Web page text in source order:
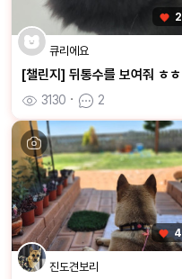
2
큐리에요
[챌린지] 뒤통수를 보여줘 ㅎㅎ
3130 ㆍ 2
4
진도견보리